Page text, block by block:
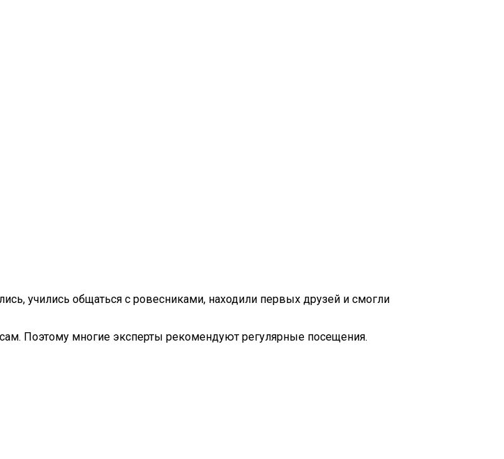
учились общаться с ровесниками, находили первых друзей и смогли
Поэтому многие эксперты рекомендуют регулярные посещения.